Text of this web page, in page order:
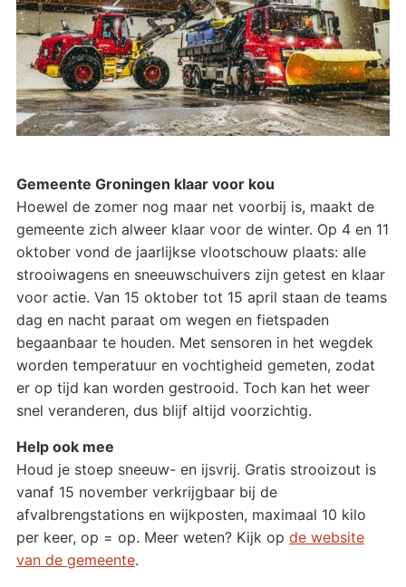
Gemeente Groningen klaar voor kou
Hoewel de zomer nog maar net voorbij is, maakt de
gemeente zich alweer klaar voor de winter. Op 4 en 11
oktober vond de jaarlijkse vlootschouw plaats: alle
strooiwagens en sneeuwschuivers zijn getest en klaar
voor actie. Van 15 oktober tot 15 april staan de teams
dag en nacht paraat om wegen en fietspaden
begaanbaar te houden. Met sensoren in het wegdek
worden temperatuur en vochtigheid gemeten, zodat
er op tijd kan worden gestrooid. Toch kan het weer
snel veranderen, dus blijf altijd voorzichtig.
Help ook mee
Houd je stoep sneeuw- en ijsvrij. Gratis strooizout is
vanaf 15 november verkrijgbaar bij de
afvalbrengstations en wijkposten, maximaal 10 kilo
per keer, op = op. Meer weten? Kijk op de website
van de gemeente.